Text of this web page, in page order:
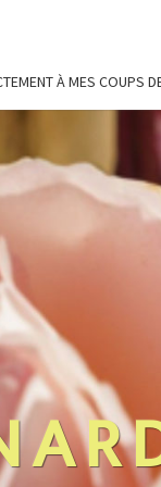
À MES COUPS